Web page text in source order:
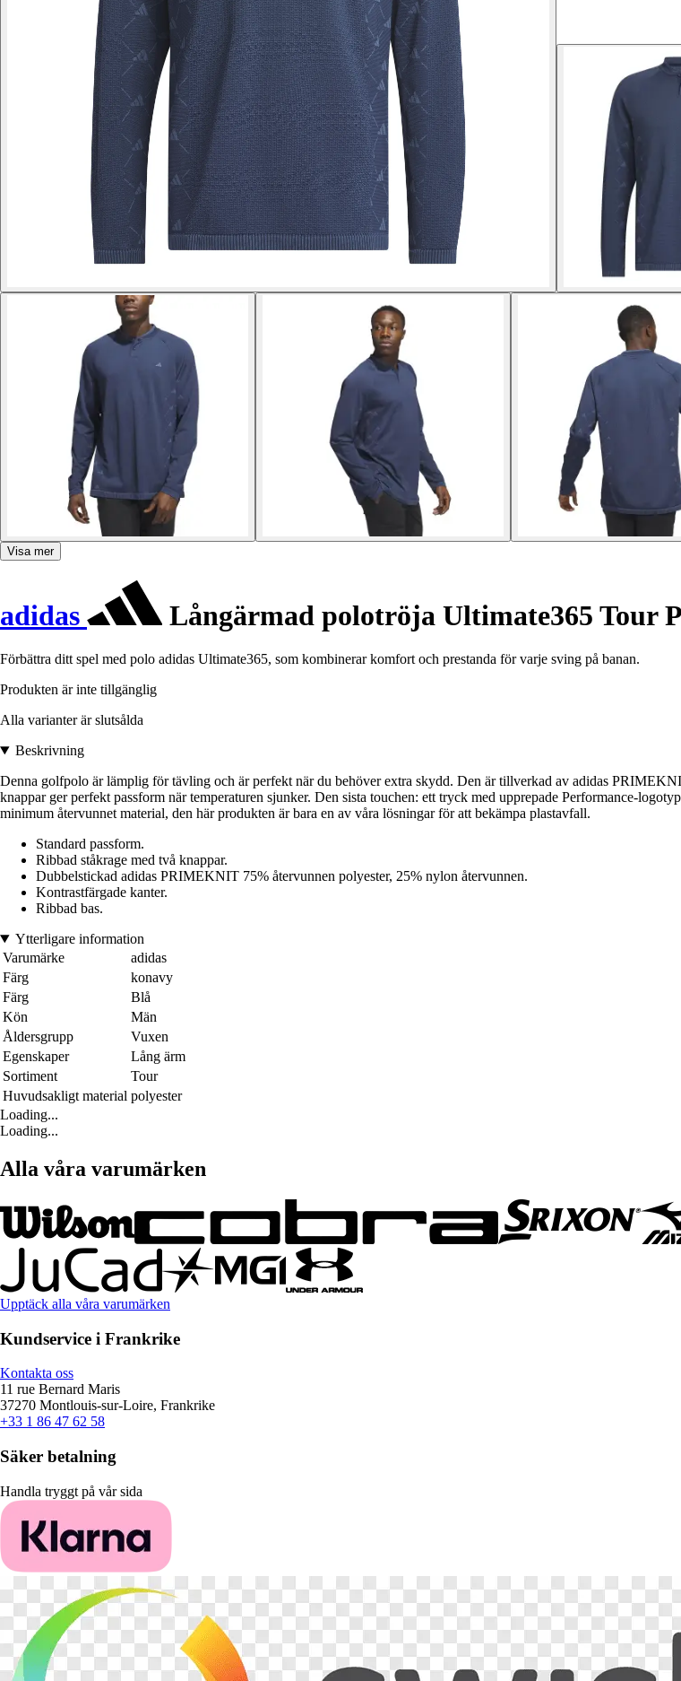
Visa mer
adidas Långärmad polotröja Ultimate365 Tour
Förbättra ditt spel med polo adidas Ultimate365, som kombinerar komfort och prestanda för varje sving på banan.
Produkten är inte tillgänglig
Alla varianter är slutsålda
Beskrivning
Denna golfpolo är lämplig för tävling och är perfekt när du behöver extra skydd. Den är tillverkad av adidas
knappar ger perfekt passform när temperaturen sjunker. Den sista touchen: ett tryck med upprepade Performance-
minimum återvunnet material, den här produkten är bara en av våra lösningar för att bekämpa plastavfall.
Standard passform.
Ribbad ståkrage med två knappar.
Dubbelstickad adidas PRIMEKNIT 75% återvunnen polyester, 25% nylon återvunnen.
Kontrastfärgade kanter.
Ribbad bas.
Ytterligare information
Varumärke
adidas
Färg
konavy
Färg
Blå
Kön
Män
Åldersgrupp
Vuxen
Egenskaper
Lång ärm
Sortiment
Tour
Huvudsakligt material polyester
Loading...
Loading...
Alla våra varumärken
Upptäck alla våra varumärken
Kundservice i Frankrike
Kontakta oss
11 rue Bernard Maris
37270 Montlouis-sur-Loire, Frankrike
+33 1 86 47 62 58
Säker betalning
Handla tryggt på vår sida